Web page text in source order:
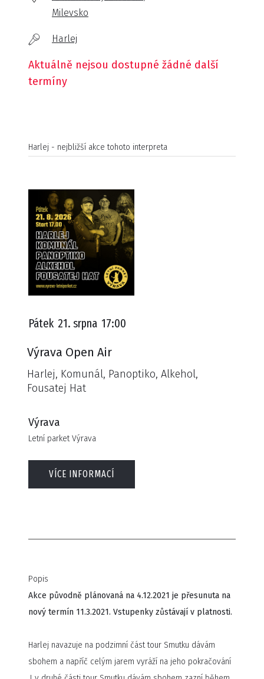
Milevsko
Harlej
Aktuálně nejsou dostupné žádné další
termíny
Harlej - nejbližší akce tohoto interpreta
Pátek 21. srpna 17:00
Výrava Open Air
Harlej, Komunál, Panoptiko, Alkehol,
Fousatej Hat
Výrava
Letní parket Výrava
VÍCE INFORMACÍ
Popis
Akce původně plánovaná na 4.12.2021 je přesunuta na
nový termín 11.3.2021. Vstupenky zůstávají v platnosti.
Harlej navazuje na podzimní část tour Smutku dávám
sbohem a napříč celým jarem vyráží na jeho pokračování